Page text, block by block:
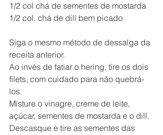
1/2 col chá de sementes de mostarda
1/2 col. chá de dill bem picado
Siga o mesmo método de dessalga da
receita anterior.
Ao invés de fatiar o hering, tire os dois
filets, com cuidado para não quebrá-
los.
Misture o vinagre, creme de leite,
açúcar, sementes de mostarda e o dill.
Descasque e tire as sementes das